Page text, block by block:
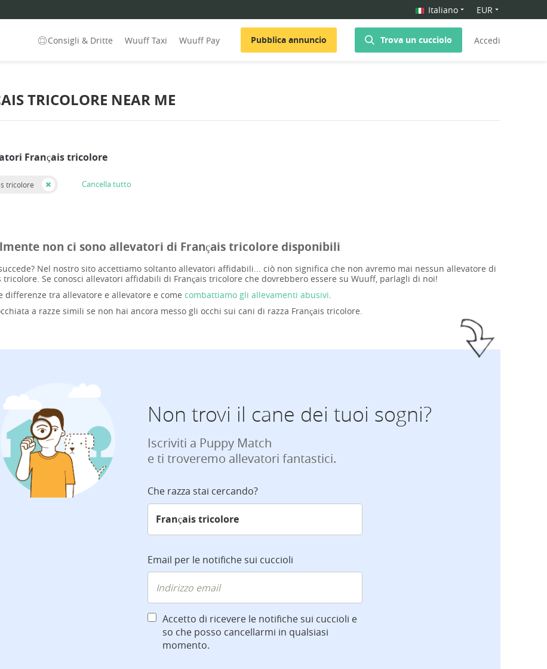
Italiano EUR
Consigli & Dritte Wuuff Taxi Wuuff Pay Pubblica annuncio Trova un cucciolo Accedi
TRICOLORE NEAR ME
Français tricolore
tricolore Cancella tutto
non ci sono allevatori di Français tricolore disponibili
Nel nostro sito accettiamo soltanto allevatori affidabili... ciò non significa che non avremo mai nessun allevatore di
tricolore. Se conosci allevatori affidabili di Français tricolore che dovrebbero essere su Wuuff, parlagli di noi!
differenze tra allevatore e allevatore e come combattiamo gli allevamenti abusivi.
a razze simili se non hai ancora messo gli occhi sui cani di razza Français tricolore.
Non trovi il cane dei tuoi sogni?
Iscriviti a Puppy Match
e ti troveremo allevatori fantastici.
Che razza stai cercando?
Email per le notifiche sui cuccioli
Accetto di ricevere le notifiche sui cuccioli e
so che posso cancellarmi in qualsiasi
momento.